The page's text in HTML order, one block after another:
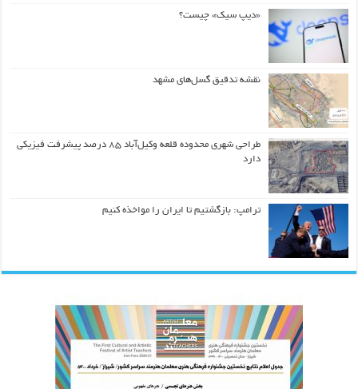
«دیپ سیک» چیست؟
نقشه تدقیق گسل‌های مشهد
طراحی شهری محدوده قلعه وکیل‌آباد ۸۵ درصد پیشرفت فیزیکی
دارد
ترامپ: بازگشتیم تا ایران را مواخذه کنیم